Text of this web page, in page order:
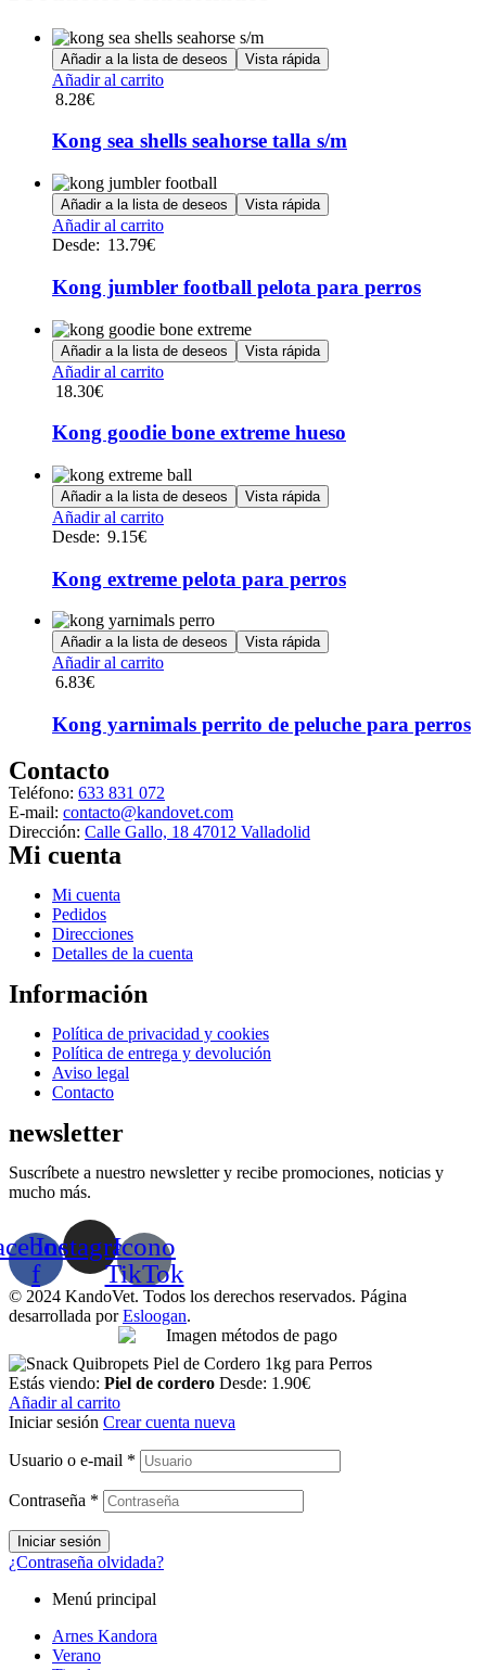
Añadir a la lista de deseos Vista rápida
Añadir al carrito
8.28€
Kong sea shells seahorse talla s/m
Añadir a la lista de deseos Vista rápida
Añadir al carritoEste
múltiples
variantes.
opciones
se
pueden
la
de
producto
Desde: 13.79€
Kong jumbler football pelota para perros
Añadir a la lista de deseos Vista rápida
Añadir al carrito
18.30€
Kong goodie bone extreme hueso
Añadir a la lista de deseos Vista rápida
Añadir al carritoEste
múltiples
variantes.
Las
opciones
se
pueden
la
producto
Desde: 9.15€
Kong extreme pelota para perros
Añadir a la lista de deseos Vista rápida
Añadir al carrito
6.83€
Kong yarnimals perrito de peluche para perros
Contacto
Teléfono: 633 831 072
E-mail: contacto@kandovet.com
Dirección: Calle Gallo, 18 47012 Valladolid
Mi cuenta
Menú
Mi cuenta
Pedidos
Direcciones
Detalles de la cuenta
Información
Menú
Política de privacidad y cookies
Política de entrega y devolución
Aviso legal
Contacto
newsletter
Suscríbete a nuestro newsletter y recibe promociones, noticias y
mucho más.
f
InstagramIcono
TikTok
© 2024 KandoVet. Todos los derechos reservados. Página
desarrollada porEsloogan.
Estás viendo: Piel de cordero Desde: 1.90€
Añadir al carrito
Iniciar sesión Crear cuenta nueva
Usuario o e-mail *
Contraseña *
Iniciar sesión
¿Contraseña olvidada?
Menú principal
Arnes Kandora
Verano